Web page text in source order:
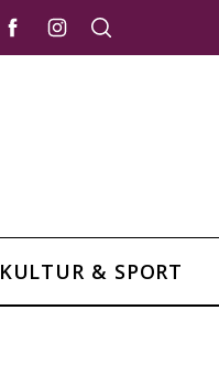
KULTUR & SPORT